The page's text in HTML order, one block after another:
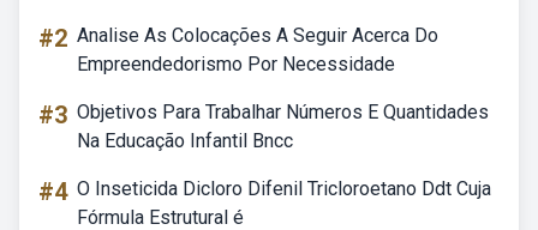
#2 Analise As Colocações A Seguir Acerca Do
Empreendedorismo Por Necessidade
#3 Objetivos Para Trabalhar Números E Quantidades
Na Educação Infantil Bncc
#4 O Inseticida Dicloro Difenil Tricloroetano Ddt Cuja
Fórmula Estrutural é